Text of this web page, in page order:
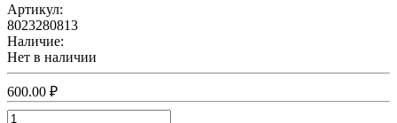
Артикул:
8023280813
Наличие:
Нет в наличии
600.00 ₽